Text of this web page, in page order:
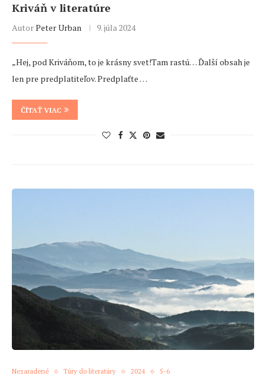
Kriváň v literatúre
AutorPeter Urban 9. júla 2024
„Hej, pod Kriváňom, to je krásny svet!Tam rastú… Ďalší obsah je
len pre predplatiteľov. Predplaťte …
ČÍTAŤ VIAC
Nezaradené Túry do literatúry 2024 5-6